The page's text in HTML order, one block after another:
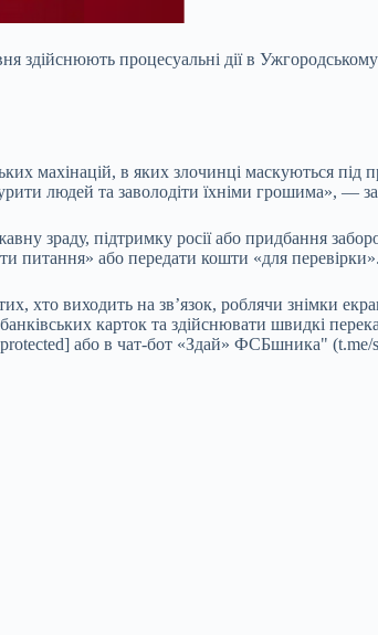
здійснюють процесуальні дії в
махінацій, в яких злочинці маскуються
людей та заволодіти їхніми грошима», —
зраду, підтримку росії або придбання
питання» або передати кошти «для перевірки».
хто виходить на зв’язок, роблячи знімки
карток та здійснювати швидкі
або в чат-бот «Здай» ФСБшника" (t.me/